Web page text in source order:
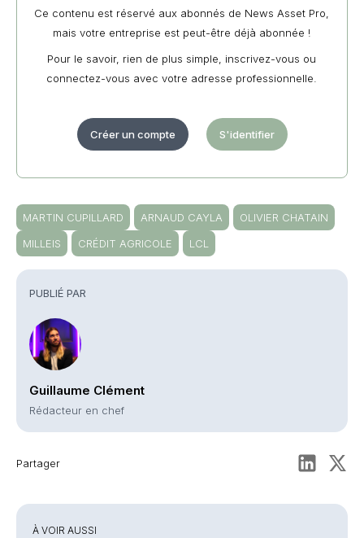
PUBLIÉ PAR
Guillaume Clément
Rédacteur en chef
Partager
Ce contenu est réservé aux abonnés de News Asset Pro,
mais votre entreprise est peut-être déjà abonnée !
Pour le savoir, rien de plus simple, inscrivez-vous ou
connectez-vous avec votre adresse professionnelle.
Créer un compte S'identifier
MARTIN CUPILLARD ARNAUD CAYLA
OLIVIER CHATAIN
MILLEIS
CRÉDIT AGRICOLE LCL
À VOIR AUSSI